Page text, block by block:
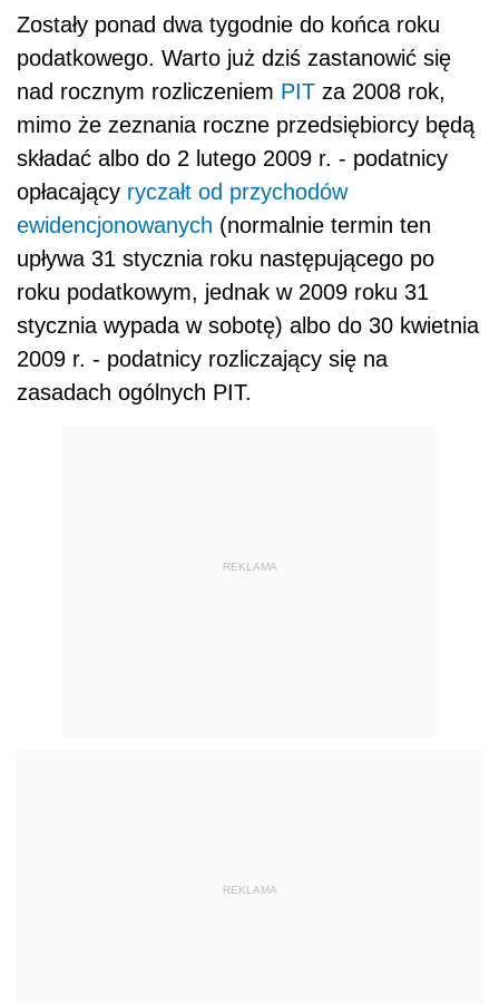
Zostały ponad dwa tygodnie do końca roku
podatkowego. Warto już dziś zastanowić się
nad rocznym rozliczeniem PIT za 2008 rok,
mimo że zeznania roczne przedsiębiorcy będą
składać albo do 2 lutego 2009 r. - podatnicy
opłacający ryczałt od przychodów
ewidencjonowanych (normalnie termin ten
upływa 31 stycznia roku następującego po
roku podatkowym, jednak w 2009 roku 31
stycznia wypada w sobotę) albo do 30 kwietnia
2009 r. - podatnicy rozliczający się na
zasadach ogólnych PIT.
REKLAMA
REKLAMA